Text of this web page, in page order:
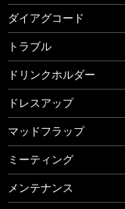
ダイアグコード
トラブル
ドリンクホルダー
ドレスアップ
マッドフラップ
ミーティング
メンテナンス